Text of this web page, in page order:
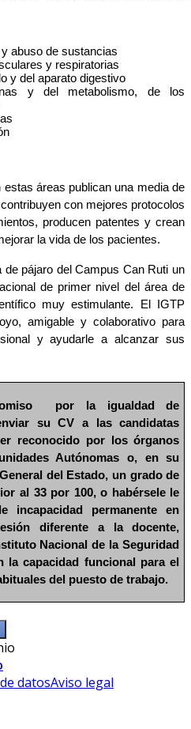
abuso de sustancias
y respiratorias
y del aparato digestivo
y del metabolismo, de los
áreas publican una media de
con mejores protocolos
producen patentes y crean
la vida de los pacientes.
de pájaro del Campus Can Ruti un
de primer nivel del área de
muy estimulante. El IGTP
amigable y colaborativo para
y ayudarle a alcanzar sus
por la igualdad de
su CV a las candidatas
reconocido por los órganos
Autónomas o, en su
del Estado, un grado de
al 33 por 100, o habérsele le
incapacidad permanente en
diferente a la docente,
Nacional de la Seguridad
la capacidad funcional para el
del puesto de trabajo.
datosAviso legal